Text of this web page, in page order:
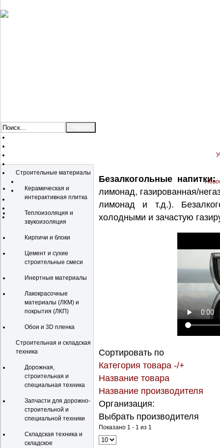
Строительные материалы
Керамическая и
интерактивная плитка
Теплоизоляция и
звукоизоляция
Кирпичи и блоки
Цемент и сухие
строительные смеси
Инертные материалы
Лакокрасочные
материалы (ЛКМ) и
покрытия (ЛКП)
Обои и 3D пленка
Строительная и складская
техника
Дорожная,
строительная и
специальная техника
Запчасти для дорожно-
строительной и
специальной техники
Складская техника и
складское
Безалкогольные напитки:
лимонад, газированная/
лимонад и т.д.).
холодными и зачастую
Сортировать по
Категория товара -/+
Название товара
Название производителя
Организация:
Выбрать производителя
Показано 1 - 1 из 1